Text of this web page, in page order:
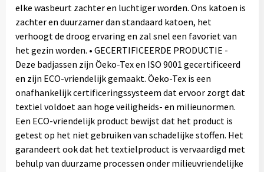
elke wasbeurt zachter en luchtiger worden. Ons katoen is
zachter en duurzamer dan standaard katoen, het
verhoogt de droog ervaring en zal snel een favoriet van
het gezin worden. • GECERTIFICEERDE PRODUCTIE -
Deze badjassen zijn Öeko-Tex en ISO 9001 gecertificeerd
en zijn ECO-vriendelijk gemaakt. Öeko-Tex is een
onafhankelijk certificeringssysteem dat ervoor zorgt dat
textiel voldoet aan hoge veiligheids- en milieunormen.
Een ECO-vriendelijk product bewijst dat het product is
getest op het niet gebruiken van schadelijke stoffen. Het
garandeert ook dat het textielproduct is vervaardigd met
behulp van duurzame processen onder milieuvriendelijke